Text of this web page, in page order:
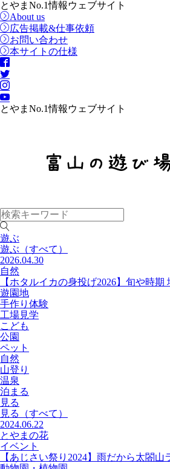
とやまNo.1情報ウェブサイト
About us
広告掲載&仕事依頼
お問い合わせ
本サイトの仕様
とやまNo.1情報ウェブサイト
遊ぶ
遊ぶ （すべて）
2026.04.30
自然
【ホタルイカの身投げ2026】旬や時期
遊園地
手作り体験
工場見学
こども
公園
ペット
自然
山登り
温泉
泊まる
見る
見る
（すべて）
2024.06.22
とやまの花
イベント
【あじさい祭り2024】雨だから太閤